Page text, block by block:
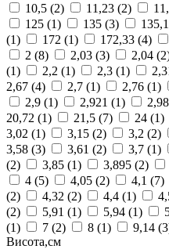
10,5 (2) 11,23 (2)
125 (1) 135 (3) 135,1
(1)
172 (1) 172,33 (4)
2 (8) 2,03 (3) 2,04
(1)
2,2 (1) 2,3 (1)
2,67 (4) 2,7 (1) 2,76 (1)
2,9 (1) 2,921 (1)
20,72 (1) 21,5 (7) 24 (1)
3,02 (1) 3,15 (2) 3,2 (2)
3,58 (3) 3,61 (2) 3,7 (1)
(2)
3,85 (1) 3,895 (2)
4 (5) 4,05 (2) 4,1 (7)
(2)
4,32 (2) 4,4 (1)
(2)
5,91 (1) 5,94 (1)
(1)
7 (2) 8 (1) 9,14
Висота,см